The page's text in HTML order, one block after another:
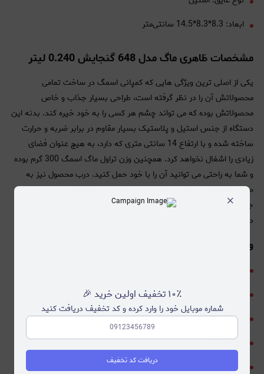
ابعاد: 8.3*8.3*14.5 سانتی‌متر
مشخصات ظاهری ماگ مدل 648 گنجایش 0.240 لیتر
یکی از اصلی ترین ویژگی هایی که کمپانی اسمگ در ساخت تمامی
محصولاتش آن را در نظر گرفته است، طراحی بسیار جذاب و خاص
محصولاتش بوده که می تواند چشم هر کسی را به خود خیره کند. بدنه این
دستگاه از جنس استیل و پلاستیک بسیار مقاوم در برابر ضربه و حرارت
ساخته شده و با ارتفاع 14 سانتی متری که دارد، به هیچ عنوان فضای
زیادی را اشغال نخواهد کرد. همچنین وزن تراول ماگ اسمگ 300 گرم بوده
و شما به راحتی می توانید آن را با خود حمل کنید. درب محصول نیز به
صورت محکم و ضد نشت طراحی شده و از ریختن مایعات به بیرون
جلوگیری می کند. ماگ اسمگ مدل 648 نیز دارای رنگبندی جذاب بوده که
در نگاه اول می تواند چشم هر بیننده ای را به خود خیره کند.
ویژگی های کلی ماگ اسمگ مدل 648
رنگ منحصر به فرد
وزن سبک
ارتفاع متناسب
×
۱۰٪ تخفیف اولین خرید 🎉
شماره موبایل خود را وارد کرده و کد تخفیف دریافت کنید
دریافت کد تخفیف